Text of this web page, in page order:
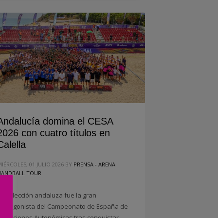
domina el CESA
con cuatro títulos en
01 JULIO 2026 BY PRENSA - ARENA
TOUR
La selección andaluza fue la gran
protagonista del Campeonato de España de